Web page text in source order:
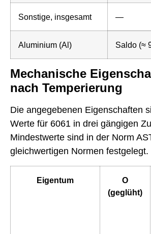
Sonstige, insgesamt —
Aluminium (Al) Saldo (≈
Mechanische
nach Temperierung
Die angegebenen Eigenschaften
Werte für 6061 in drei gängigen
Mindestwerte sind in der Norm
gleichwertigen Normen festgelegt.
Eigentum
O
(geglüht)